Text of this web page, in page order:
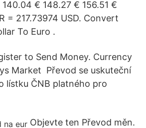
140.04 € 148.27 € 156.51 €
= 217.73974 USD. Convert
To Euro .
to Send Money. Currency
Market Převod se uskuteční
lístku ČNB platného pro
Objevte ten Převod měn.